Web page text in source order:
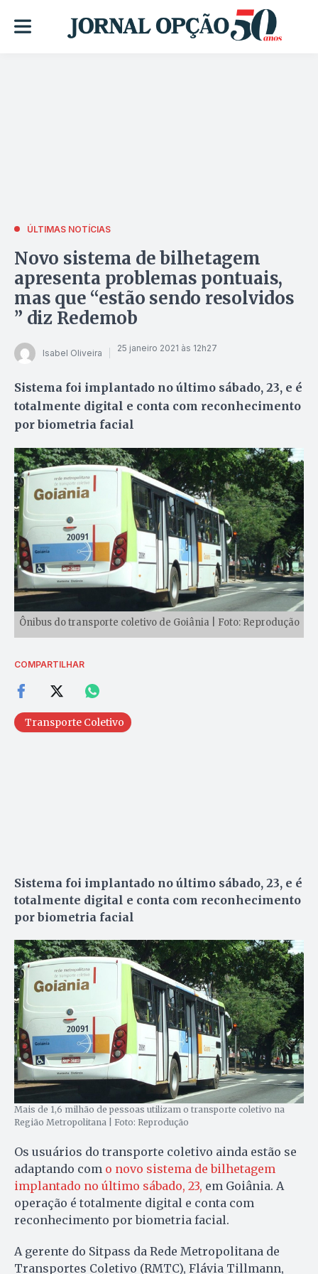
ÚLTIMAS NOTÍCIAS
Novo sistema de bilhetagem
apresenta problemas pontuais,
mas que “estão sendo resolvidos
” diz Redemob
Isabel Oliveira 25 janeiro 2021 às 12h27
Sistema foi implantado no último sábado, 23, e é
totalmente digital e conta com reconhecimento
por biometria facial
Ônibus do transporte coletivo de Goiânia | Foto: Reprodução
COMPARTILHAR
Transporte Coletivo
Sistema foi implantado no último sábado, 23, e é
totalmente digital e conta com reconhecimento
por biometria facial
Mais de 1,6 milhão de pessoas utilizam o transporte coletivo na
Região Metropolitana | Foto: Reprodução
Os usuários do transporte coletivo ainda estão se
adaptando com o novo sistema de bilhetagem
implantado no último sábado, 23, em Goiânia. A
operação é totalmente digital e conta com
reconhecimento por biometria facial.
A gerente do Sitpass da Rede Metropolitana de
Transportes Coletivo (RMTC), Flávia Tillmann,